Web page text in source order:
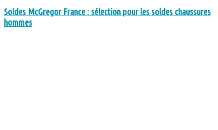
Soldes McGregor France : sélection pour les soldes chaussures
hommes